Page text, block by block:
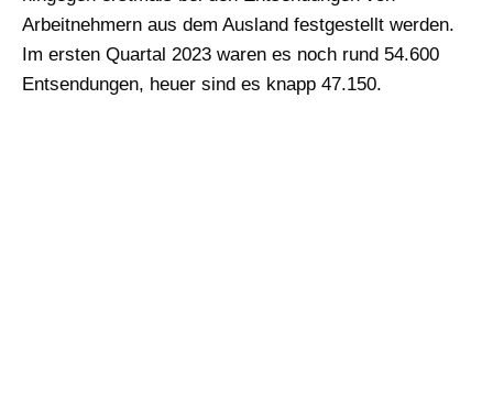
Arbeitnehmern aus dem Ausland festgestellt werden.
Im ersten Quartal 2023 waren es noch rund 54.600
Entsendungen, heuer sind es knapp 47.150.